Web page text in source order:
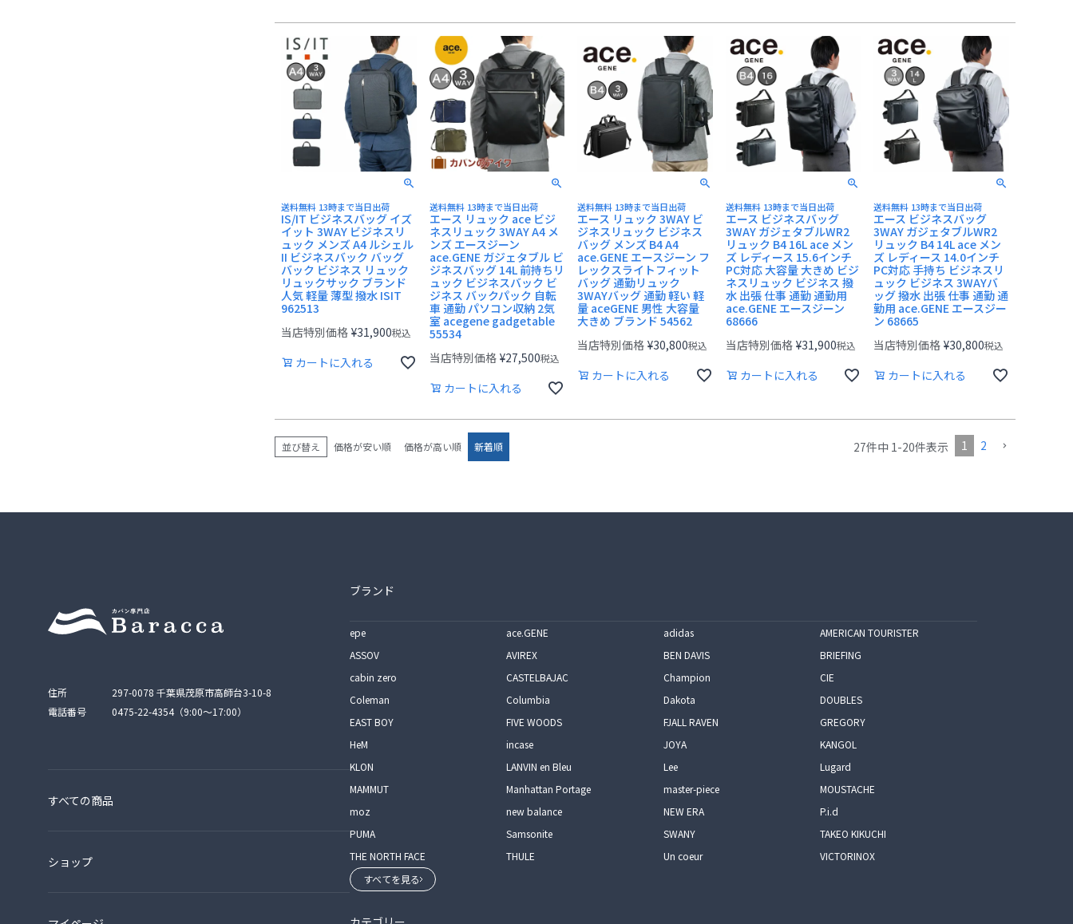
送料無料 13時まで当日出荷
IS/IT ビジネスバッグ イズ
イット 3WAY ビジネスリ
ュック メンズ A4 ルシェル
II ビジネスバック バッグ
バック ビジネス リュック
リュックサック ブランド
人気 軽量 薄型 撥水 ISIT
962513
当店特別価格 ¥31,900税込
カートに入れる
送料無料 13時まで当日出荷
エース リュック ace ビジ
ネスリュック 3WAY A4 メ
ンズ エースジーン
ace.GENE ガジェタブル ビ
ジネスバッグ 14L 前持ちリ
ュック ビジネスバック ビ
ジネス バックパック 自転
車 通勤 パソコン収納 2気
室 acegene gadgetable
55534
当店特別価格 ¥27,500税込
カートに入れる
送料無料 13時まで当日出荷
エース リュック 3WAY ビ
ジネスリュック ビジネス
バッグ メンズ B4 A4
ace.GENE エースジーン フ
レックスライトフィット
バッグ 通勤リュック
3WAYバッグ 通勤 軽い 軽
量 aceGENE 男性 大容量
大きめ ブランド 54562
当店特別価格 ¥30,800税込
カートに入れる
送料無料 13時まで当日出荷
エース ビジネスバッグ
3WAY ガジェタブルWR2
リュック B4 16L ace メン
ズ レディース 15.6インチ
PC対応 大容量 大きめ ビジ
ネスリュック ビジネス 撥
水 出張 仕事 通勤 通勤用
ace.GENE エースジーン
68666
当店特別価格 ¥31,900税込
カートに入れる
送料無料 13時まで当日出荷
エース ビジネスバッグ
3WAY ガジェタブルWR2
リュック B4 14L ace メン
ズ レディース 14.0インチ
PC対応 手持ち ビジネスリ
ュック ビジネス 3WAYバ
ッグ 撥水 出張 仕事 通勤 通
勤用 ace.GENE エースジー
ン 68665
当店特別価格 ¥30,800税込
カートに入れる
並び替え 価格が安い順 価格が高い順 新着順 27件中 1 -20件表示 1 2
住所
297-0078 千葉県茂原市高師台3-10-8
電話番号
0475-22-4354（9:00〜17:00）
すべての商品
ショップ
ブランド
epe ace.GENE adidas
AMERICAN TOURISTER
ASSOV
AVIREX BEN DAVIS
BRIEFING
cabin zero
CASTELBAJAC Champion
CIE
Coleman
Columbia Dakota
DOUBLES
EAST BOY
FIVE WOODS FJALL RAVEN
GREGORY
HeM
incase JOYA
KANGOL
KLON
LANVIN en Bleu Lee
Lugard
MAMMUT
Manhattan Portage master-piece
MOUSTACHE
moz
new balance NEW ERA
P.i.d
PUMA
Samsonite SWANY
TAKEO KIKUCHI
THE NORTH FACE
THULE Un coeur
VICTORINOX
すべてを見る